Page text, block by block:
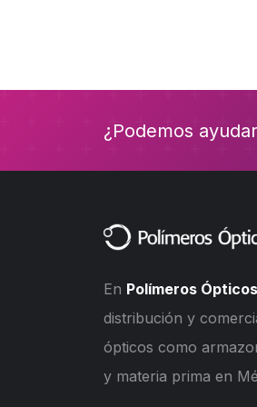
¿Podemos
En Polímeros Ópticos
distribución y
ópticos como
y materia prima en